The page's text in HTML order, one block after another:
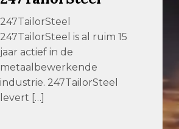
Met ons geavanceerde
machinepark kunnen we
elke denkbare bewerking
voor u uitvoeren, met de […]